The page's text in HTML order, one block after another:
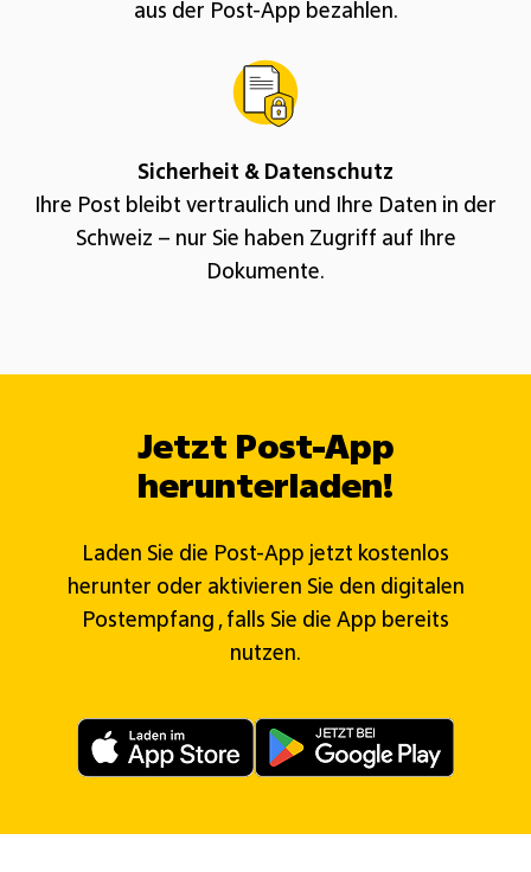
aus der Post-App bezahlen.
Sicherheit & Datenschutz
Ihre Post bleibt vertraulich und Ihre Daten in der
Schweiz – nur Sie haben Zugriff auf Ihre
Dokumente.
Jetzt Post-App
herunterladen!
Laden Sie die Post-App jetzt kostenlos
herunter oder aktivieren Sie den digitalen
Postempfang , falls Sie die App bereits
nutzen.